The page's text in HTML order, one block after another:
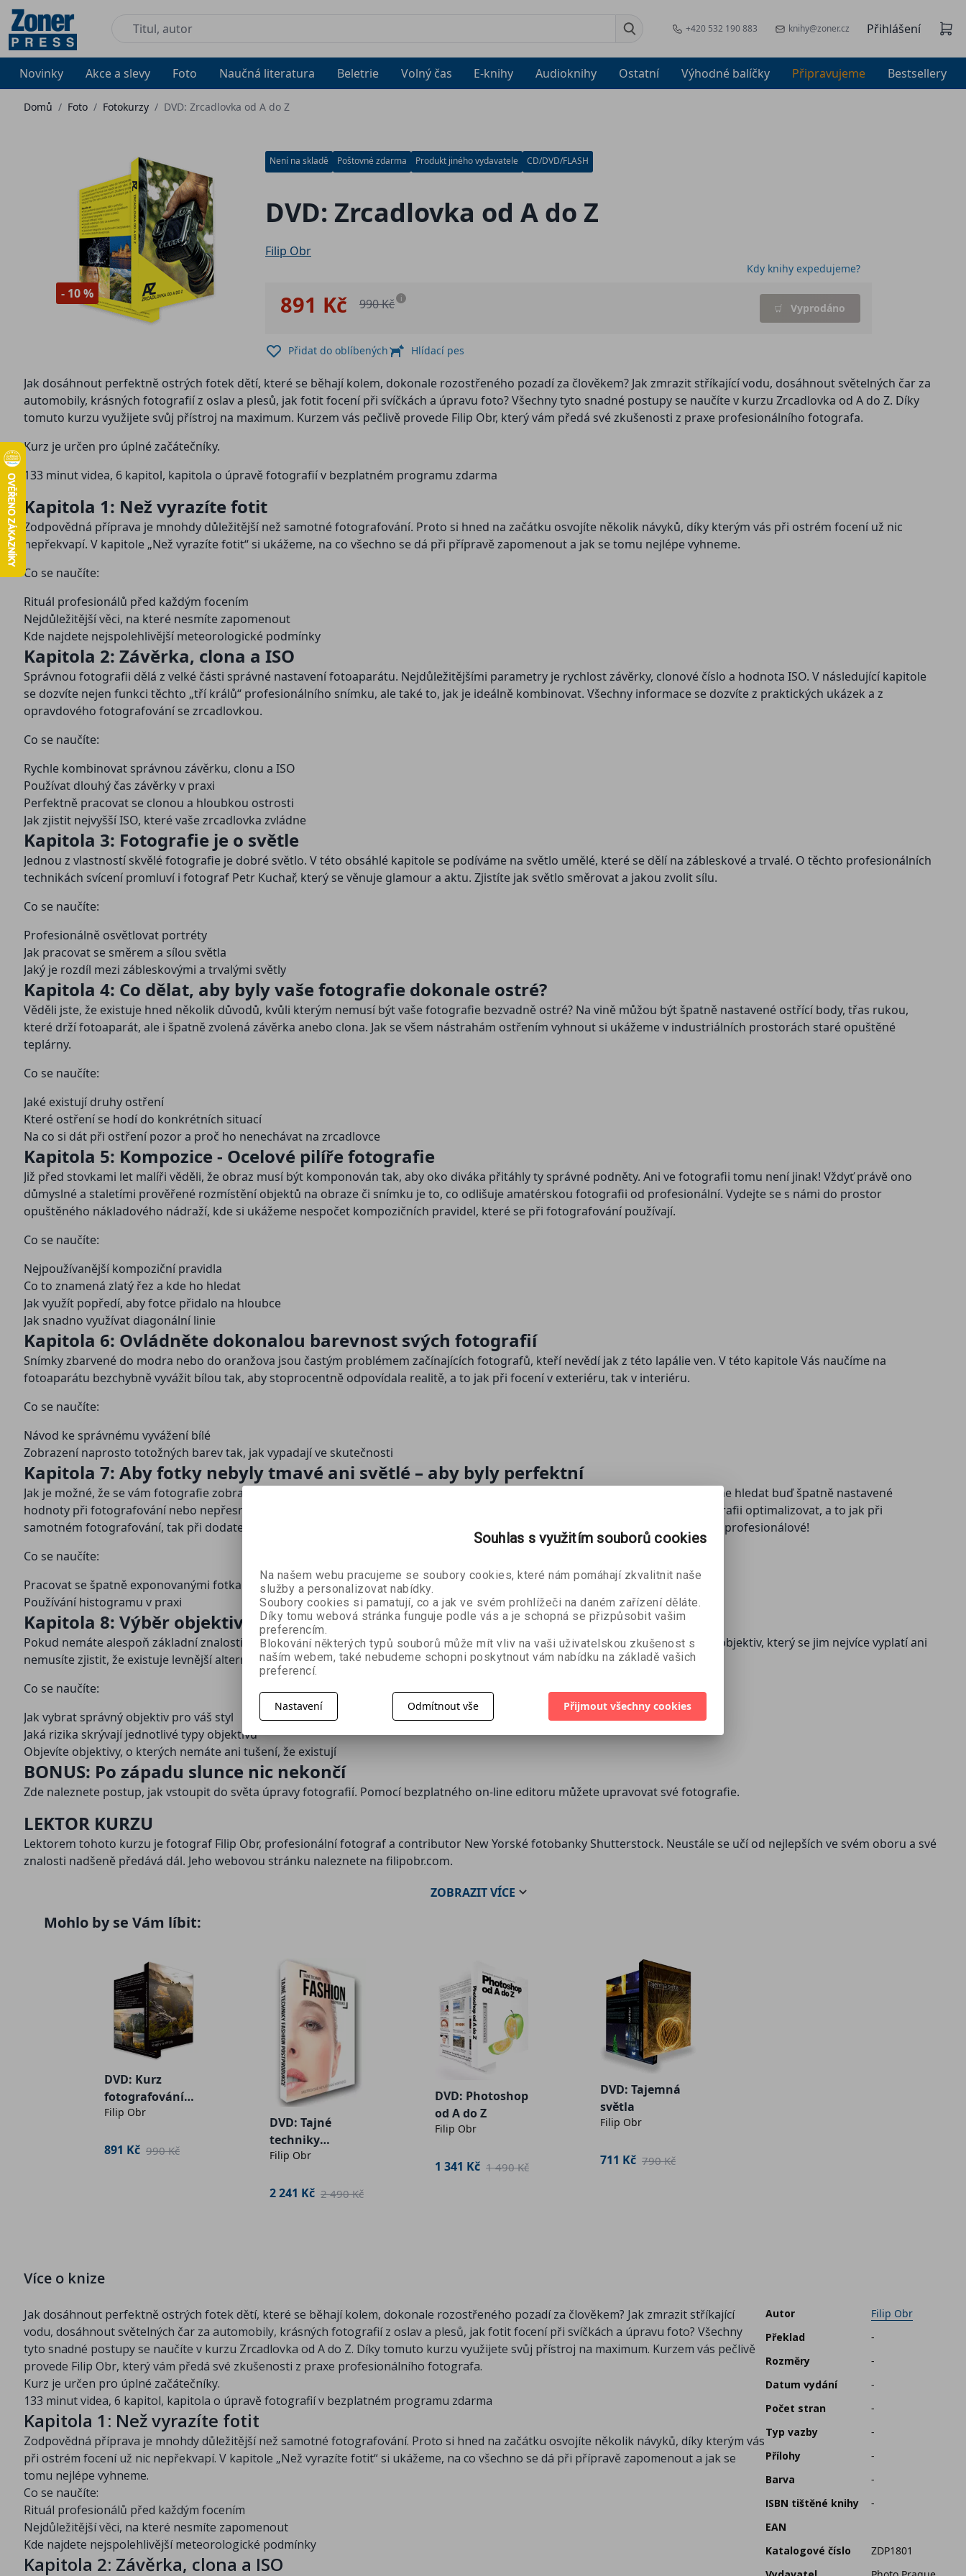
+420 532 190 883 knihy@zoner.cz Přihlášení
Novinky Akce a slevy Foto Naučná literatura Beletrie Volný čas E-knihy Audioknihy Ostatní Výhodné balíčky Připravujeme Bestsellery
Domů / Foto / Fotokurzy / DVD: Zrcadlovka od A do Z
- 10 %
Není na skladě Poštovné zdarma Produkt jiného vydavatele CD/DVD/FLASH
DVD: Zrcadlovka od A do Z
Filip Obr
Kdy knihy expedujeme?
891 Kč 990 Kč i
Vyprodáno
Přidat do oblíbených Hlídací pes
Jak dosáhnout perfektně ostrých fotek dětí, které se běhají kolem, dokonale rozostřeného pozadí za člověkem? Jak zmrazit stříkající vodu, dosáhnout světelných čar za
automobily, krásných fotografií z oslav a plesů, jak fotit focení při svíčkách a úpravu foto? Všechny tyto snadné postupy se naučíte v kurzu Zrcadlovka od A do Z. Díky
tomuto kurzu využijete svůj přístroj na maximum. Kurzem vás pečlivě provede Filip Obr, který vám předá své zkušenosti z praxe profesionálního fotografa.
Kurz je určen pro úplné začátečníky.
133 minut videa, 6 kapitol, kapitola o úpravě fotografií v bezplatném programu zdarma
Kapitola 1: Než vyrazíte fotit
Zodpovědná příprava je mnohdy důležitější než samotné fotografování. Proto si hned na začátku osvojíte několik návyků, díky kterým vás při ostrém focení už nic
nepřekvapí. V kapitole „Než vyrazíte fotit“ si ukážeme, na co všechno se dá při přípravě zapomenout a jak se tomu nejlépe vyhneme.
Co se naučíte:
Rituál profesionálů před každým focením
Nejdůležitější věci, na které nesmíte zapomenout
Kde najdete nejspolehlivější meteorologické podmínky
Kapitola 2: Závěrka, clona a ISO
Správnou fotografii dělá z velké části správné nastavení fotoaparátu. Nejdůležitějšími parametry je rychlost závěrky, clonové číslo a hodnota ISO. V následující kapitole
se dozvíte nejen funkci těchto „tří králů“ profesionálního snímku, ale také to, jak je ideálně kombinovat. Všechny informace se dozvíte z praktických ukázek a z
opravdového fotografování se zrcadlovkou.
Co se naučíte:
Rychle kombinovat správnou závěrku, clonu a ISO
Používat dlouhý čas závěrky v praxi
Perfektně pracovat se clonou a hloubkou ostrosti
Jak zjistit nejvyšší ISO, které vaše zrcadlovka zvládne
Kapitola 3: Fotografie je o světle
Jednou z vlastností skvělé fotografie je dobré světlo. V této obsáhlé kapitole se podíváme na světlo umělé, které se dělí na zábleskové a trvalé. O těchto profesionálních
technikách svícení promluví i fotograf Petr Kuchař, který se věnuje glamour a aktu. Zjistíte jak světlo směrovat a jakou zvolit sílu.
Co se naučíte:
Profesionálně osvětlovat portréty
Jak pracovat se směrem a sílou světla
Jaký je rozdíl mezi zábleskovými a trvalými světly
Kapitola 4: Co dělat, aby byly vaše fotografie dokonale ostré?
Věděli jste, že existuje hned několik důvodů, kvůli kterým nemusí být vaše fotografie bezvadně ostré? Na vině můžou být špatně nastavené ostřící body, třas rukou,
které drží fotoaparát, ale i špatně zvolená závěrka anebo clona. Jak se všem nástrahám ostřením vyhnout si ukážeme v industriálních prostorách staré opuštěné
teplárny.
Co se naučíte:
Jaké existují druhy ostření
Které ostření se hodí do konkrétních situací
Na co si dát při ostření pozor a proč ho nenechávat na zrcadlovce
Kapitola 5: Kompozice - Ocelové pilíře fotografie
Již před stovkami let malíři věděli, že obraz musí být komponován tak, aby oko diváka přitáhly ty správné podněty. Ani ve fotografii tomu není jinak! Vždyť právě ono
důmyslné a staletími prověřené rozmístění objektů na obraze či snímku je to, co odlišuje amatérskou fotografii od profesionální. Vydejte se s námi do prostor
opuštěného nákladového nádraží, kde si ukážeme nespočet kompozičních pravidel, které se při fotografování používají.
Co se naučíte:
Nejpoužívanější kompoziční pravidla
Co to znamená zlatý řez a kde ho hledat
Jak využít popředí, aby fotce přidalo na hloubce
Jak snadno využívat diagonální linie
Kapitola 6: Ovládněte dokonalou barevnost svých fotografií
Snímky zbarvené do modra nebo do oranžova jsou častým problémem začínajících fotografů, kteří nevědí jak z této lapálie ven. V této kapitole Vás naučíme na
fotoaparátu bezchybně vyvážit bílou tak, aby stoprocentně odpovídala realitě, a to jak při focení v exteriéru, tak v interiéru.
Co se naučíte:
Návod ke správnému vyvážení bílé
Zobrazení naprosto totožných barev tak, jak vypadají ve skutečnosti
Kapitola 7: Aby fotky nebyly tmavé ani světlé – aby byly perfektní
Jak je možné, že se vám fotografie zobrazují v počítači světlejší nebo tmavší, než jste je viděli na počítači? Za touto chybou můžeme hledat buď špatně nastavené
hodnoty při fotografování nebo nepřesné zobrazení na LCD displeji. Ale co s tím? Výborným nástrojem, který vám pomůže fotografii optimalizovat, a to jak při
samotném fotografování, tak při dodatečných počítačových úpravách, je histogram. Naučte se s ním pracovat stejně dobře, jako profesionálové!
Co se naučíte:
Pracovat se špatně exponovanými fotkami
Používání histogramu v praxi
Kapitola 8: Výběr objektivu
Pokud nemáte alespoň základní znalosti o objektivech, orientace může být velmi náročná. Prodejci se Vám budou snažit prodat objektiv, který se jim nejvíce vyplatí ani
nemusíte zjistit, že existuje levnější alternativa.
Co se naučíte:
Jak vybrat správný objektiv pro váš styl
Jaká rizika skrývají jednotlivé typy objektivů
Objevíte objektivy, o kterých nemáte ani tušení, že existují
BONUS: Po západu slunce nic nekončí
Zde naleznete postup, jak vstoupit do světa úpravy fotografií. Pomocí bezplatného on-line editoru můžete upravovat své fotografie.
LEKTOR KURZU
Lektorem tohoto kurzu je fotograf Filip Obr, profesionální fotograf a contributor New Yorské fotobanky Shutterstock. Neustále se učí od nejlepších ve svém oboru a své
znalosti nadšeně předává dál. Jeho webovou stránku naleznete na filipobr.com.
ZOBRAZITVÍCE
Mohlo by se Vám líbit:
DVD: Kurz
fotografování
krajiny a přírody
Filip Obr
891 Kč 990 Kč
DVD: Tajné
techniky
fashion
Filip Obr
2 241 Kč 2 490 Kč
DVD: Photoshop
od A do Z
Filip Obr
1 341 Kč 1 490 Kč
DVD: Tajemná
světla
Filip Obr
711 Kč 790 Kč
Více o knize
Jak dosáhnout perfektně ostrých fotek dětí, které se běhají kolem, dokonale rozostřeného pozadí za člověkem? Jak zmrazit stříkající
vodu, dosáhnout světelných čar za automobily, krásných fotografií z oslav a plesů, jak fotit focení při svíčkách a úpravu foto? Všechny
tyto snadné postupy se naučíte v kurzu Zrcadlovka od A do Z. Díky tomuto kurzu využijete svůj přístroj na maximum. Kurzem vás pečlivě
provede Filip Obr, který vám předá své zkušenosti z praxe profesionálního fotografa.
Kurz je určen pro úplné začátečníky.
133 minut videa, 6 kapitol, kapitola o úpravě fotografií v bezplatném programu zdarma
Kapitola 1: Než vyrazíte fotit
Zodpovědná příprava je mnohdy důležitější než samotné fotografování. Proto si hned na začátku osvojíte několik návyků, díky kterým vás
při ostrém focení už nic nepřekvapí. V kapitole „Než vyrazíte fotit“ si ukážeme, na co všechno se dá při přípravě zapomenout a jak se
tomu nejlépe vyhneme.
Co se naučíte:
Rituál profesionálů před každým focením
Nejdůležitější věci, na které nesmíte zapomenout
Kde najdete nejspolehlivější meteorologické podmínky
Kapitola 2: Závěrka, clona a ISO
Autor
Filip Obr
Překlad
-
Rozměry
-
Datum vydání
-
Počet stran
-
Typ vazby
-
Přílohy
-
Barva
-
ISBN tištěné knihy
-
EAN
Katalogové číslo
ZDP1801
Souhlas s využitím souborů cookies
Na našem webu pracujeme se soubory cookies, které nám pomáhají zkvalitnit naše
služby a personalizovat nabídky.
Soubory cookies si pamatují, co a jak ve svém prohlížeči na daném zařízení děláte.
Díky tomu webová stránka funguje podle vás a je schopná se přizpůsobit vašim
preferencím.
Blokování některých typů souborů může mít vliv na vaši uživatelskou zkušenost s
naším webem, také nebudeme schopni poskytnout vám nabídku na základě vašich
preferencí.
Nastavení Odmítnout vše Přijmout všechny cookies